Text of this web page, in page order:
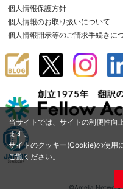
当サイトでは、サイトの利便性
ます。
サイトのクッキー(Cookie)の使用
ご覧ください。
個人情報保護方針
個人情報のお取り扱いについて
個人情報開示等のご請求手続きに
©Amelia Network